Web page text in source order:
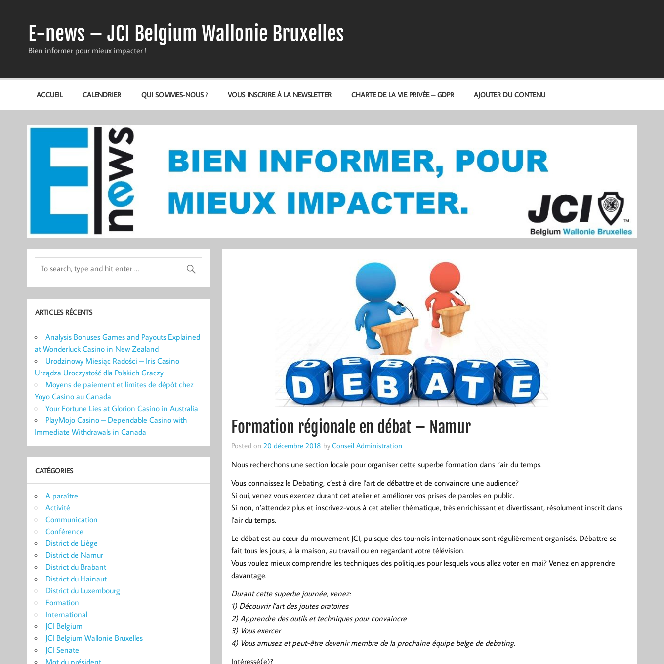
E-news – JCI Belgium Wallonie Bruxelles
Bien informer pour mieux impacter !
ACCUEIL CALENDRIER QUI SOMMES-NOUS ? VOUS INSCRIRE À LA NEWSLETTER CHARTE DE LA VIE PRIVÉE – GDPR AJOUTER DU CONTENU
Formation régionale en débat – Namur
Posted on 20 décembre 2018 by Conseil Administration
Nous recherchons une section locale pour organiser cette superbe formation dans l’air du temps.
Vous connaissez le Debating, c’est à dire l’art de débattre et de convaincre une audience?
Si oui, venez vous exercez durant cet atelier et améliorer vos prises de paroles en public.
Si non, n’attendez plus et inscrivez-vous à cet atelier thématique, très enrichissant et divertissant, résolument inscrit dans
l’air du temps.
Le débat est au cœur du mouvement JCI, puisque des tournois internationaux sont régulièrement organisés. Débattre se
fait tous les jours, à la maison, au travail ou en regardant votre télévision.
Vous voulez mieux comprendre les techniques des politiques pour lesquels vous allez voter en mai? Venez en apprendre
davantage.
Durant cette superbe journée, venez:
1) Découvrir l’art des joutes oratoires
2) Apprendre des outils et techniques pour convaincre
3) Vous exercer
4) Vous amusez et peut-être devenir membre de la prochaine équipe belge de debating.
Intéressé(e)?
ARTICLES RÉCENTS
Analysis Bonuses Games and Payouts Explained
at Wonderluck Casino in New Zealand
Urodzinowy Miesiąc Radości – Iris Casino
Urządza Uroczystość dla Polskich Graczy
Moyens de paiement et limites de dépôt chez
Yoyo Casino au Canada
Your Fortune Lies at Glorion Casino in Australia
PlayMojo Casino – Dependable Casino with
Immediate Withdrawals in Canada
CATÉGORIES
A paraître
Activité
Communication
Conférence
District de Liège
District de Namur
District du Brabant
District du Hainaut
District du Luxembourg
Formation
International
JCI Belgium
JCI Belgium Wallonie Bruxelles
JCI Senate
Mot du président